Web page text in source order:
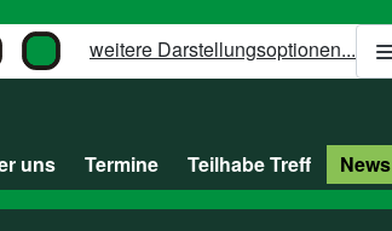
weitere Darstellungsoptionen...
uns Termine Teilhabe Treff News